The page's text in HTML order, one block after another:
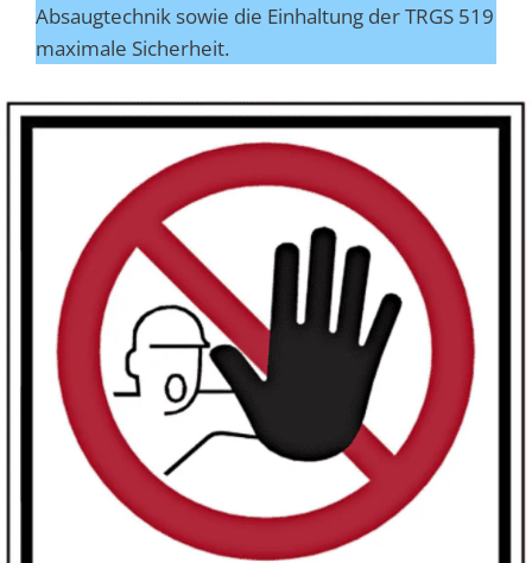
Absaugtechnik sowie die Einhaltung der TRGS 519
maximale Sicherheit.